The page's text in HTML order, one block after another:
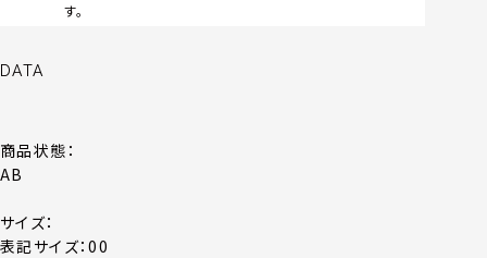
す。
DATA
商品状態：
AB
サイズ：
表記サイズ：00